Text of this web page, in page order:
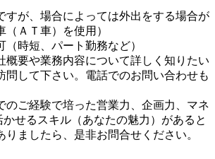
が、場合によっては外出をする場合が
ＡＴ車）を使用）
時短、パート勤務など）
要や業務内容について詳しく知りたい
問して下さい。電話でのお問い合わせも
ご経験で培った営業力、企画力、マネ
かせるスキル（あなたの魅力）があると
りましたら、是非お問合せください。